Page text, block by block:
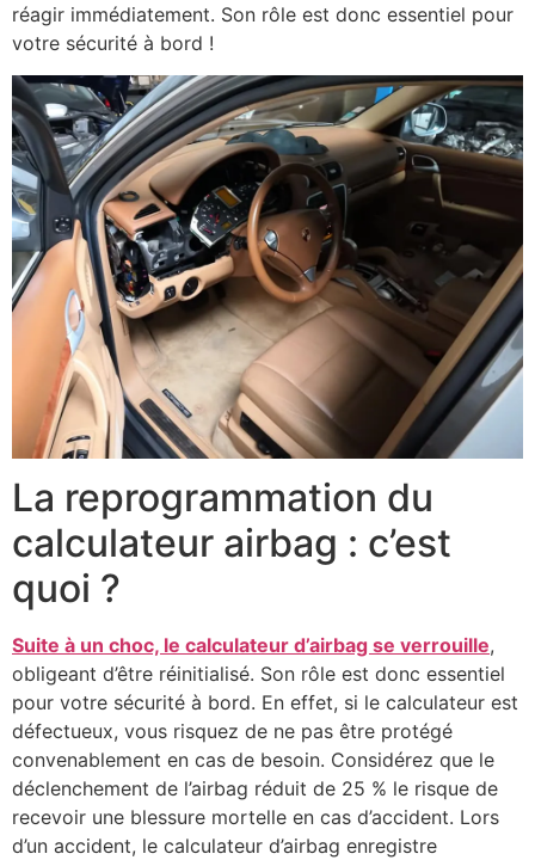
réagir immédiatement. Son rôle est donc essentiel pour
votre sécurité à bord !
La reprogrammation du
calculateur airbag : c’est
quoi ?
Suite à un choc, le calculateur d’airbag se verrouille,
obligeant d’être réinitialisé. Son rôle est donc essentiel
pour votre sécurité à bord. En effet, si le calculateur est
défectueux, vous risquez de ne pas être protégé
convenablement en cas de besoin. Considérez que le
déclenchement de l’airbag réduit de 25 % le risque de
recevoir une blessure mortelle en cas d’accident. Lors
d’un accident, le calculateur d’airbag enregistre